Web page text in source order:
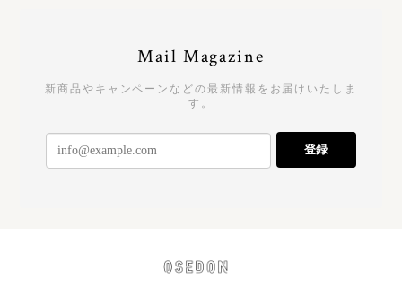
Mail Magazine
新商品やキャンペーンなどの最新情報をお届けいたしま
す。
登録